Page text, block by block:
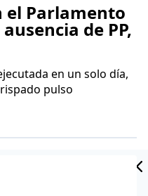
el Parlamento
de PP,
en un solo día,
pulso
CATALANA